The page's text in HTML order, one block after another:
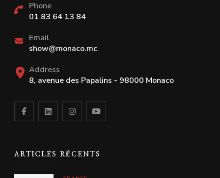
Phone
01 83 64 13 84
Email
show@monaco.mc
Address
8, avenue des Papalins - 98000 Monaco
ARTICLES RÉCENTS